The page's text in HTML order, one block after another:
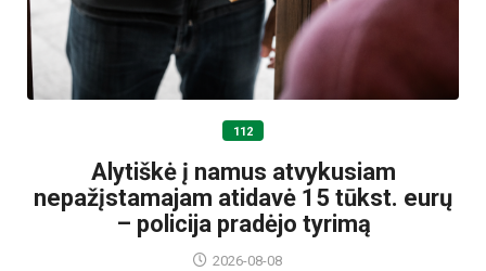
112
Alytiškė į namus atvykusiam
nepažįstamajam atidavė 15 tūkst. eurų
– policija pradėjo tyrimą
2026-08-08